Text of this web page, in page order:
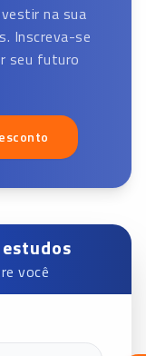
na sua
Inscreva-se
seu futuro
você